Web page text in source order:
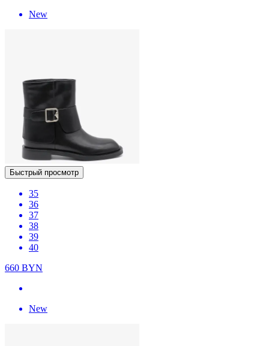
New
Быстрый просмотр
35
36
37
38
39
40
660 BYN
New